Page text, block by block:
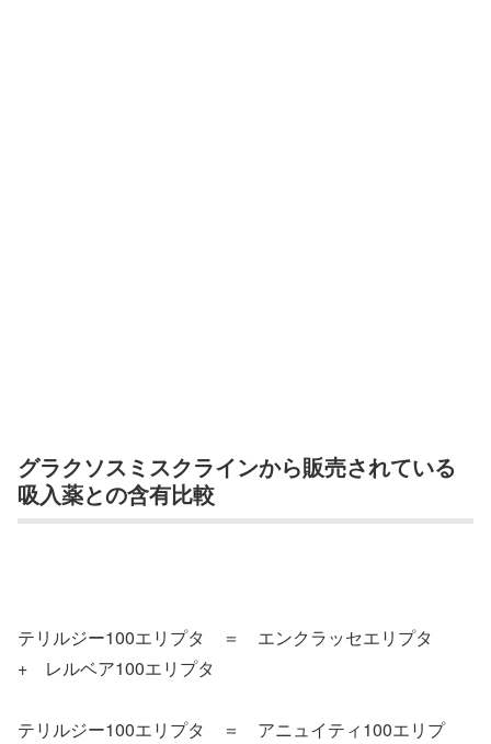
グラクソスミスクラインから販売されている
吸入薬との含有比較
テリルジー100エリプタ ＝ エンクラッセエリプタ
+ レルベア100エリプタ
テリルジー100エリプタ ＝ アニュイティ100エリプ